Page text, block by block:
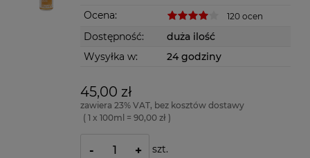
Ocena: 120 ocen
Dostępność:
duża ilość
Wysyłka w:
24 godziny
45,00 zł
zawiera 23% VAT, bez kosztów dostawy
( 1 x 100ml = 90,00 zł )
- + szt.